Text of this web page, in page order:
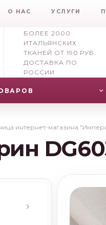
О НАС УСЛУГИ
БОЛЕЕ 2000
ИТАЛЬЯНСКИХ
ТКАНЕЙ ОТ 190 РУБ.
ДОСТАВКА ПО
РОССИИ
интернет-магазина